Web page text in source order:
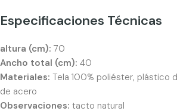
Especificaciones Técnicas
altura (cm): 70
Ancho total (cm): 40
Materiales: Tela 100% poliéster, plástico
de acero
Observaciones: tacto natural